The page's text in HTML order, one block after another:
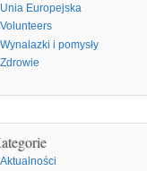
Unia Europejska
Volunteers
Wynalazki i pomysły
Zdrowie
Aktualności